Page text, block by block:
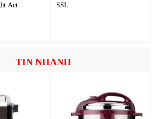
Act
SSL
TIN NHANH